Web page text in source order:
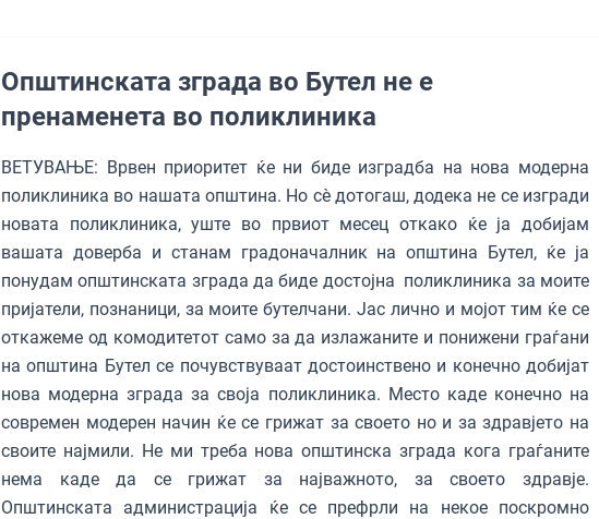
Општинската зграда во Бутел не е
пренаменета во поликлиника
ВЕТУВАЊЕ: Врвен приоритет ќе ни биде изградба на нова модерна
поликлиника во нашата општина. Но сè дотогаш, додека не се изгради
новата поликлиника, уште во првиот месец откако ќе ја добијам
вашата доверба и станам градоначалник на општина Бутел, ќе ја
понудам општинската зграда да биде достојна поликлиника за моите
пријатели, познаници, за моите бутелчани. Јас лично и мојот тим ќе се
откажеме од комодитетот само за да излажаните и понижени граѓани
на општина Бутел се почувствуваат достоинствено и конечно добијат
нова модерна зграда за своја поликлиника. Место каде конечно на
современ модерен начин ќе се грижат за своето но и за здравјето на
своите најмили. Не ми треба нова општинска зграда кога граѓаните
нема каде да се грижат за најважното, за своето здравје.
Општинската администрација ќе се префрли на некое поскромно